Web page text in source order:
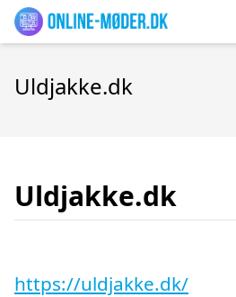
Uldjakke.dk
Uldjakke.dk
https://uldjakke.dk/